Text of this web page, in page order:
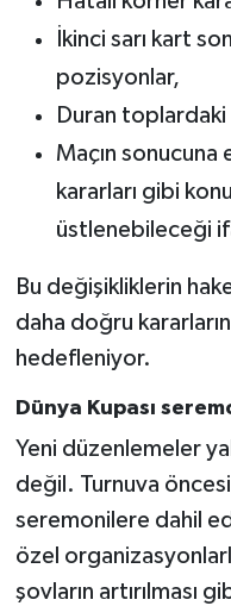
İkinci sarı kart
pozisyonlar,
Duran toplardaki
Maçın
kararları gibi
üstlenebileceği
Bu değişikliklerin
daha doğru
hedefleniyor.
Dünya Kupası
Yeni düzenlemeler
değil. Turnuva
seremonilere dahil
özel
şovların artırılması